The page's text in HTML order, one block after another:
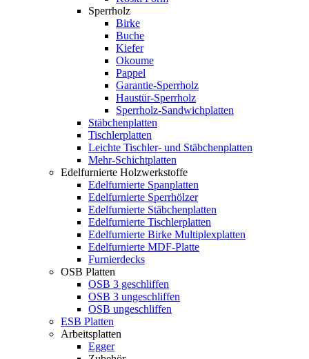
Sperrholz
Birke
Buche
Kiefer
Okoume
Pappel
Garantie-Sperrholz
Haustür-Sperrholz
Sperrholz-Sandwichplatten
Stäbchenplatten
Tischlerplatten
Leichte Tischler- und Stäbchenplatten
Mehr-Schichtplatten
Edelfurnierte Holzwerkstoffe
Edelfurnierte Spanplatten
Edelfurnierte Sperrhölzer
Edelfurnierte Stäbchenplatten
Edelfurnierte Tischlerplatten
Edelfurnierte Birke Multiplexplatten
Edelfurnierte MDF-Platte
Furnierdecks
OSB Platten
OSB 3 geschliffen
OSB 3 ungeschliffen
OSB ungeschliffen
ESB Platten
Arbeitsplatten
Egger